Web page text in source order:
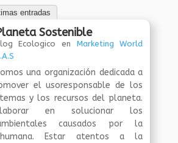
entradas
Sostenible
Ecologico en Marketing World
una organización dedicada a
el usoresponsable de los
y los recursos del planeta.
en solucionar los
causados por la
humana. Estar atentos a la